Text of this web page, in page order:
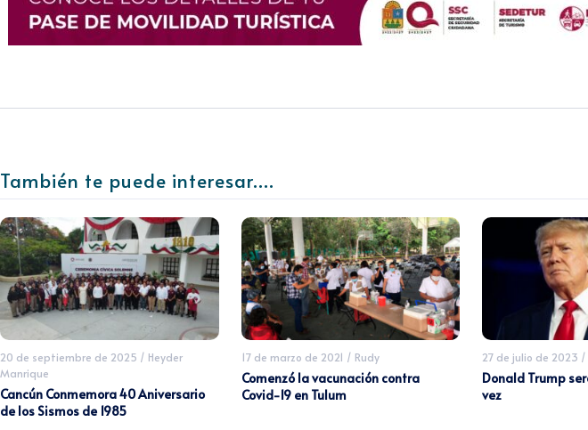
También te puede interesar....
20 de septiembre de 2025 / Heyder
Manrique
Cancún Conmemora 40 Aniversario
de los Sismos de 1985
17 de marzo de 2021 / Rudy
Comenzó la vacunación contra
Covid-19 en Tulum
27 de julio de 2023 /
Donald Trump
vez